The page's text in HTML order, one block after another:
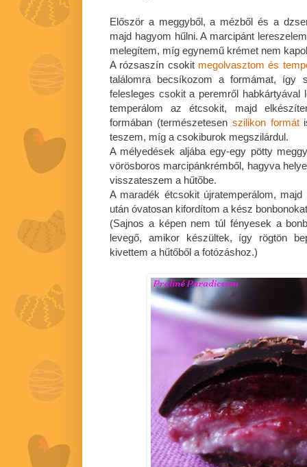
Először a meggyből, a mézből és a
majd hagyom hűlni. A marcipánt
melegítem, míg egynemű krémet nem
A rózsaszín csokit megolvasztom és
találomra becsíkozom a formámat, így
felesleges csokit a peremről habkártyával
temperálom az étcsokit, majd
formában (természetesen szilikon formát
teszem, míg a csokiburok megszilárdul.
A mélyedések aljába egy-egy pötty
vörösboros marcipánkrémből, hagyva
visszateszem a hűtőbe.
A maradék étcsokit újratemperálom,
után óvatosan kifordítom a kész
(Sajnos a képen nem túl fényesek a
levegő, amikor készültek, így rögtön
kivettem a hűtőből a fotózáshoz.)